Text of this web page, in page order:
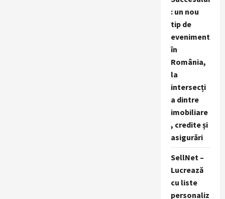
: un nou
tip de
eveniment
în
România,
la
intersecți
a dintre
imobiliare
, credite și
asigurări
SellNet –
Lucrează
cu liste
personaliz